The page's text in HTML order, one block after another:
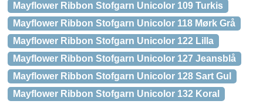
Mayflower Ribbon Stofgarn Unicolor 109 Turkis
Mayflower Ribbon Stofgarn Unicolor 118 Mørk Grå
Mayflower Ribbon Stofgarn Unicolor 122 Lilla
Mayflower Ribbon Stofgarn Unicolor 127 Jeansblå
Mayflower Ribbon Stofgarn Unicolor 128 Sart Gul
Mayflower Ribbon Stofgarn Unicolor 132 Koral